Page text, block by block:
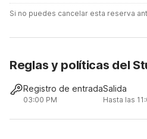
Si no puedes cancelar esta reserva
Reglas y políticas del
Registro de entrada
03:00 PM
Salida
Hasta las